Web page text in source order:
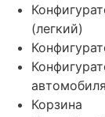
(легкий)
автомобиля
Корзина